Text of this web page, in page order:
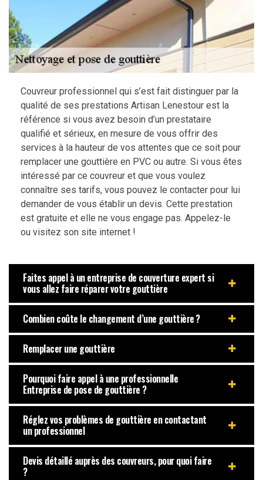
Couvreur professionnel qui s’est fait distinguer par la
qualité de ses prestations Artisan Lenestour est la
référence si vous avez besoin d’un prestataire
qualifié et sérieux, en mesure de vous offrir des
services à la hauteur de vos attentes que ce soit pour
remplacer une gouttière en PVC ou autre. Si vous êtes
intéressé par ce couvreur et que vous voulez
connaître ses tarifs, vous pouvez le contacter pour lui
demander de vous établir un devis. Cette prestation
est gratuite et elle ne vous engage pas. Appelez-le
ou visitez son site internet !
Faites appel à un entreprise de couverture expert si
vous allez faire réparer votre gouttière
Combien coûte le changement d’une gouttière ?
Remplacer une gouttière
Pourquoi faire appel à une professionnelle
Entreprise de pose de gouttière ?
Réglez vos problèmes de gouttière en contactant
un professionnel
Devis détaillé auprès des couvreurs, pour quoi faire
?